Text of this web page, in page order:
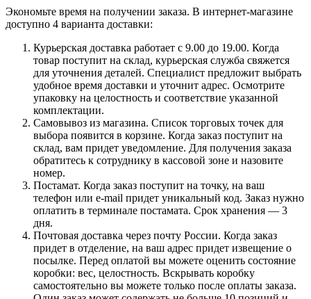
Экономьте время на получении заказа. В интернет-магазине
доступно 4 варианта доставки:
Курьерская доставка работает с 9.00 до 19.00. Когда
товар поступит на склад, курьерская служба свяжется
для уточнения деталей. Специалист предложит выбрать
удобное время доставки и уточнит адрес. Осмотрите
упаковку на целостность и соответствие указанной
комплектации.
Самовывоз из магазина. Список торговых точек для
выбора появится в корзине. Когда заказ поступит на
склад, вам придет уведомление. Для получения заказа
обратитесь к сотруднику в кассовой зоне и назовите
номер.
Постамат. Когда заказ поступит на точку, на ваш
телефон или e-mail придет уникальный код. Заказ нужно
оплатить в терминале постамата. Срок хранения — 3
дня.
Почтовая доставка через почту России. Когда заказ
придет в отделение, на ваш адрес придет извещение о
посылке. Перед оплатой вы можете оценить состояние
коробки: вес, целостность. Вскрывать коробку
самостоятельно вы можете только после оплаты заказа.